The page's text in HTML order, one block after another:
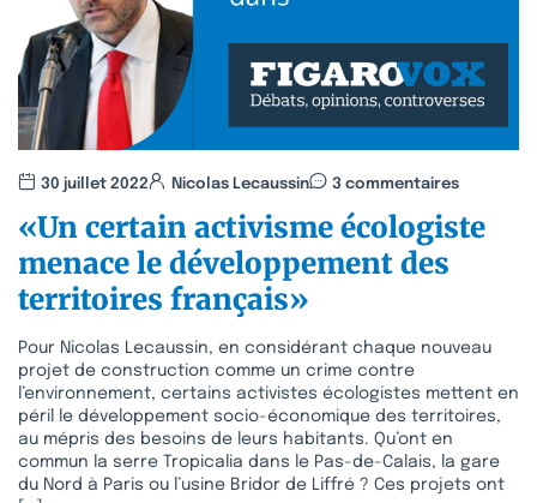
30 juillet 2022 Nicolas Lecaussin 3 commentaires
«Un certain activisme écologiste
menace le développement des
territoires français»
Pour Nicolas Lecaussin, en considérant chaque nouveau
projet de construction comme un crime contre
l’environnement, certains activistes écologistes mettent en
péril le développement socio-économique des territoires,
au mépris des besoins de leurs habitants. Qu’ont en
commun la serre Tropicalia dans le Pas-de-Calais, la gare
du Nord à Paris ou l’usine Bridor de Liffré ? Ces projets ont